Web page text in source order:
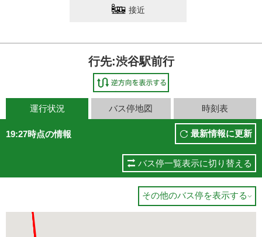
接近
行先:渋谷駅前行
運行状況 バス停地図 時刻表
19:27時点の情報 最新情報に更新
バス停一覧表示に切り替える
その他のバス停を表示する 